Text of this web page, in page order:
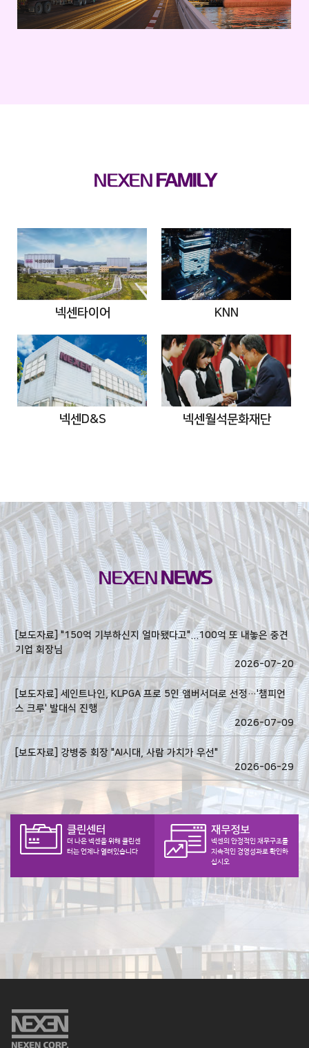
NEXEN FAMILY
넥센타이어 KNN
넥센D&S 넥센월석문화재단
NEXENNEWS
[보도자료] "150억 기부하신지 얼마됐다고"...100억 또 내놓은 중견
기업 회장님
2026-07-20
[보도자료] 세인트나인, KLPGA 프로 5인 앰버서더로 선정…'챔피언
스 크루' 발대식 진행
2026-07-09
[보도자료] 강병중 회장 "AI시대, 사람 가치가 우선"
2026-06-29
클린센터
더 나은 넥센을 위해 클린센
터는 언제나 열려있습니다
재무정보
넥센의 안정적인 재무구조를
지속적인 경영성과로 확인하
십시오